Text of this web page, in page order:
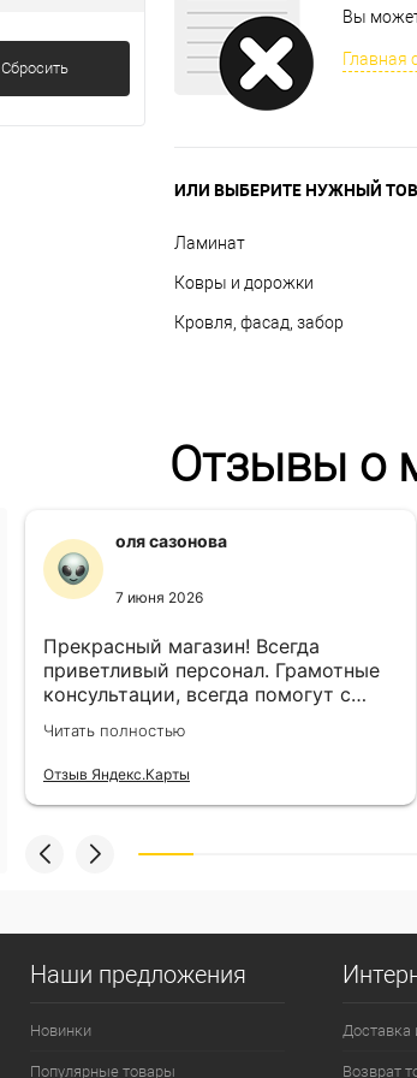
Сбросить
Вы
Главная
ИЛИ ВЫБЕРИТЕ НУЖНЫЙ
Ламинат
Ковры и дорожки
Кровля, фасад, забор
Отзывы о
оля сазонова
7 июня 2026
Прекрасный магазин! Всегда
приветливый персонал. Грамотные
консультации, всегда помогут с
выбором! Всё привезли в
назначенный день!
Читать полностью
Отзыв Яндекс.Карты
Наши предложения
Новинки
Популярные товары
Доставка
Возврат